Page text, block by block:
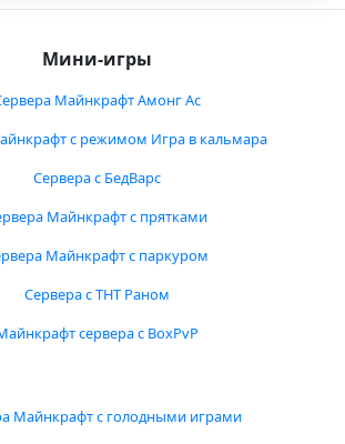
Мини-игры
Майнкрафт Амонг Ас
с режимом Игра в кальмара
Сервера с БедВарс
Майнкрафт с прятками
Майнкрафт с паркуром
Сервера с ТНТ Раном
сервера с BoxPvP
Майнкрафт с голодными играми